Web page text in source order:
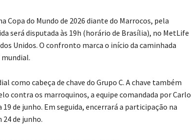
Copa do Mundo de 2026 diante do Marrocos, pela
será disputada às 19h (horário de Brasília), no MetLife
Unidos. O confronto marca o início da caminhada
como cabeça de chave do Grupo C. A chave também
contra os marroquinos, a equipe comandada por Carlo
de junho. Em seguida, encerrará a participação na
de junho.